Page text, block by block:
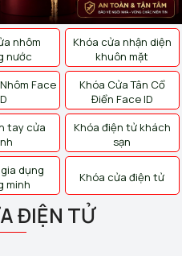
nhôm
nước
Khóa cửa nhận diện
khuôn mặt
Face
Khóa Cửa Tân Cổ
Điển Face ID
tay cửa
Khóa điện tử khách
sạn
dụng
minh
Khóa cửa điện tử
ĐIỆN TỬ